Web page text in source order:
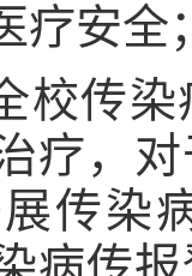
疗安全
校传
疗，
传染